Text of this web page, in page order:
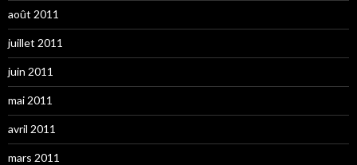
août 2011
juillet 2011
juin 2011
mai 2011
avril 2011
mars 2011